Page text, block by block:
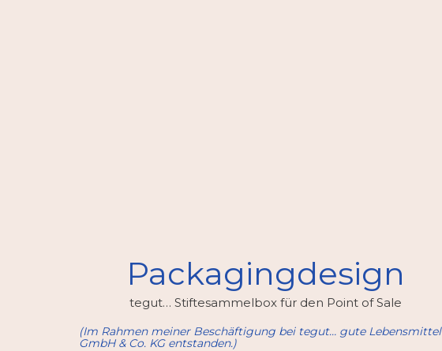
Packagingdesign
tegut… Stiftesammelbox für den Point of Sale
(Im Rahmen meiner Beschäftigung bei tegut… gute Lebensmittel
GmbH & Co. KG entstanden.)